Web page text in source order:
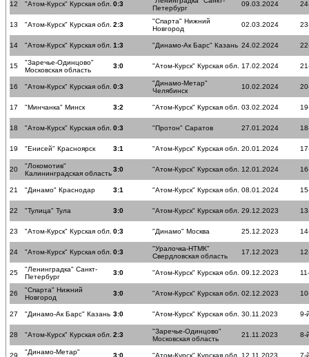
12 "Атом-Курск" Курская обл. 0:3
Петербург
09.03.2024
13 "Атом-Курск" Курская обл. 2:3
"Спарта" Нижний
Новгород
02.03.2024
14 "Атом-Курск" Курская обл. 1:3 "Динамо-Ак Барс" Казань 24.02.2024
15
"Заречье-Одинцово"
Московская область
3:0 "Атом-Курск" Курская обл. 17.02.2024
16 "Атом-Курск" Курская обл. 0:3
"Динамо-Метар"
Челябинск
10.02.2024
17 "Минчанка" Минск 3:2 "Атом-Курск" Курская обл. 03.02.2024
18 "Атом-Курск" Курская обл. 0:3 "Протон" Саратов 27.01.2024
19 "Енисей" Красноярск 3:1 "Атом-Курск" Курская обл. 20.01.2024
20
"Локомотив"
Калининградская область
3:0 "Атом-Курск" Курская обл. 12.01.2024
21 "Динамо" Краснодар 3:1 "Атом-Курск" Курская обл. 08.01.2024
22 "Тулица" Тула 3:0 "Атом-Курск" Курская обл. 29.12.2023
23 "Атом-Курск" Курская обл. 0:3 "Динамо" Москва 25.12.2023
24 "Атом-Курск" Курская обл. 0:3
"Уралочка-НТМК"
Свердловская область
17.12.2023
25
"Ленинградка" Санкт-
Петербург
3:0 "Атом-Курск" Курская обл. 09.12.2023
26
"Спарта" Нижний
Новгород
3:0 "Атом-Курск" Курская обл. 02.12.2023
27 "Динамо-Ак Барс" Казань 3:0 "Атом-Курск" Курская обл. 30.11.2023 9-
28 "Атом-Курск" Курская обл. 2:3
"Заречье-Одинцово"
Московская область
21.11.2023 8-
29
"Динамо-Метар"
3:0 "Атом-Курск" Курская обл. 12.11.2023 7-